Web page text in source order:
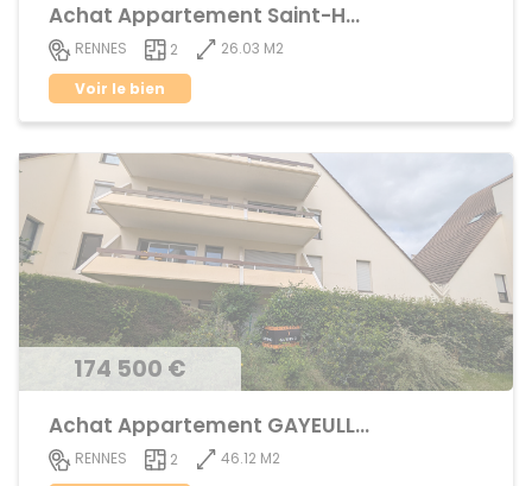
Achat Appartement Saint-Helier
RENNES 2
26.03 M2
Voir le bien
174 500 €
Achat Appartement GAYEULLES
RENNES 2
46.12 M2